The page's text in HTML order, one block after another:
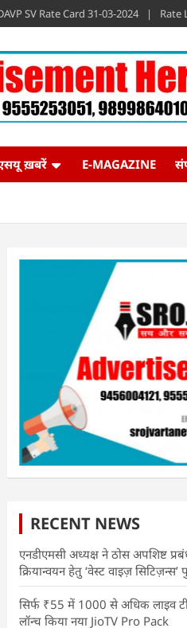
SV Rate Card 31-03-2024 Rate
ख़बरें E-MAGAZINE
RECENT NEWS
एनडीएमसी अध्यक्ष ने ठोस अपशिष्ट
क्रियान्वयन हेतु ‘वेस्ट वाइज़
सिर्फ ₹55 में 1000 से अधिक लाइव
लॉन्च किया नया JioTV Pro Pack